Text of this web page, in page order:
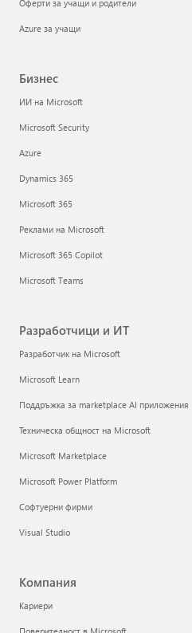
Оферти за учащи и родители
Azure за учащи
Бизнес
ИИ на Microsoft
Microsoft Security
Azure
Dynamics 365
Microsoft 365
Реклами на Microsoft
Microsoft 365 Copilot
Microsoft Teams
Разработчици и ИТ
Разработчик на Microsoft
Microsoft Learn
Поддръжка за marketplace AI приложения
Техническа общност на Microsoft
Microsoft Marketplace
Microsoft Power Platform
Софтуерни фирми
Visual Studio
Компания
Кариери